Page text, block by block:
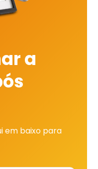
a
em baixo para